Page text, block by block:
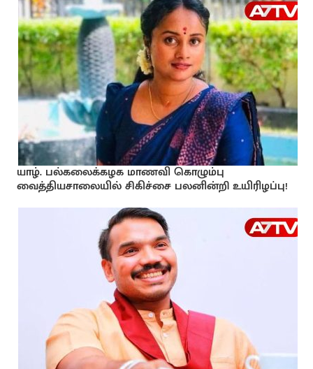
யாழ். பல்கலைக்கழக மாணவி கொழும்பு
வைத்தியசாலையில் சிகிச்சை பலனின்றி உயிரிழப்பு!